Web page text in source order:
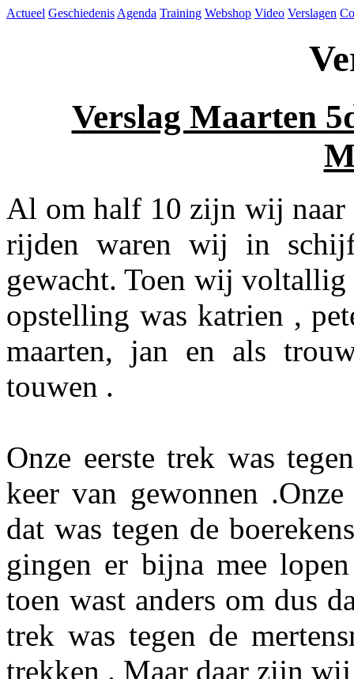
Actueel Geschiedenis Agenda Training Webshop Video Verslagen
Verslag Maarten
Al om half 10 zijn wij naar
rijden waren wij in
gewacht. Toen wij
opstelling was katrien ,
maarten, jan en als
touwen .
Onze eerste trek was
keer van gewonnen
dat was tegen de
gingen er bijna mee
toen wast anders om dus
trek was tegen de
trekken . Maar daar zijn